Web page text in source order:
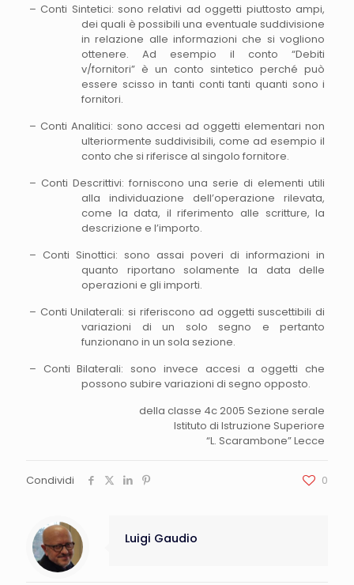
– Conti Sintetici: sono relativi ad oggetti piuttosto ampi,
dei quali è possibili una eventuale suddivisione
in relazione alle informazioni che si vogliono
ottenere. Ad esempio il conto “Debiti
v/fornitori” è un conto sintetico perché può
essere scisso in tanti conti tanti quanti sono i
fornitori.
– Conti Analitici: sono accesi ad oggetti elementari non
ulteriormente suddivisibili, come ad esempio il
conto che si riferisce al singolo fornitore.
– Conti Descrittivi: forniscono una serie di elementi utili
alla individuazione dell’operazione rilevata,
come la data, il riferimento alle scritture, la
descrizione e l’importo.
– Conti Sinottici: sono assai poveri di informazioni in
quanto riportano solamente la data delle
operazioni e gli importi.
– Conti Unilaterali: si riferiscono ad oggetti suscettibili di
variazioni di un solo segno e pertanto
funzionano in un sola sezione.
– Conti Bilaterali: sono invece accesi a oggetti che
possono subire variazioni di segno opposto.
della classe 4c 2005 Sezione serale
Istituto di Istruzione Superiore
“L. Scarambone” Lecce
Condividi 0
Luigi Gaudio